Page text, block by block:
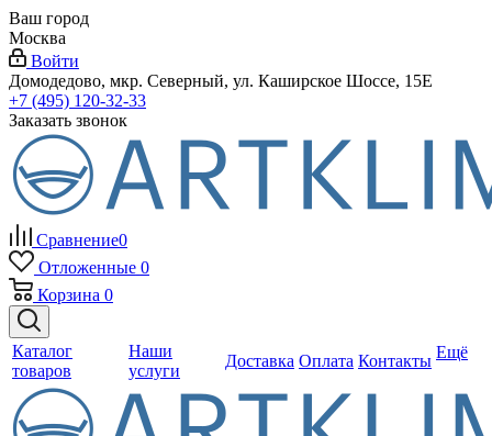
Ваш город
Москва
Войти
Домодедово, мкр. Северный, ул. Каширское Шоссе, 15Е
+7 (495) 120-32-33
Заказать звонок
Сравнение0
Отложенные 0
Корзина 0
Каталог
товаров
Наши
услуги
Доставка Оплата Контакты Ещё